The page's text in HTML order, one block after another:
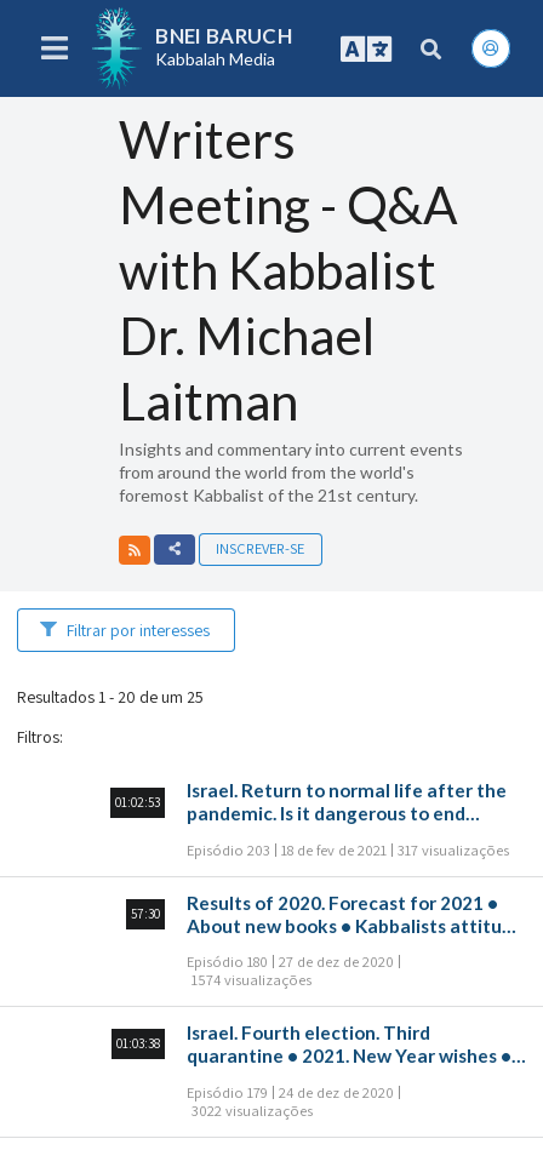
BNEI BARUCH
Kabbalah Media
Writers
Meeting - Q&A
with Kabbalist
Dr. Michael
Laitman
Insights and commentary into current events
from around the world from the world's
foremost Kabbalist of the 21st century.
INSCREVER-SE
Filtrar por interesses
Resultados 1 - 20 de um 25
Filtros:
01:02:53
Israel. Return to normal life after the
pandemic. Is it dangerous to end
in the United States. Snow and frost do
not let go of the southern states
Episódio 203 18 de fev de 2021 317 visualizações
57:30
Results of 2020. Forecast for 2021 •
About new books • Kabbalists attitude
Episódio 180 27 de dez de 2020
1574 visualizações
01:03:38
Israel. Fourth election. Third
quarantine • 2021. New Year wishes •
Episódio 179 24 de dez de 2020
3022 visualizações